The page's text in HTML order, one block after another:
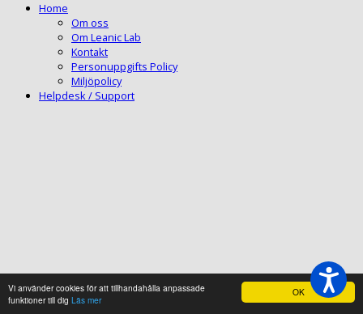
OK
Vi använder cookies för att tillhandahålla anpassade
funktioner till dig Läs mer
Home
Om oss
Om Leanic Lab
Kontakt
Personuppgifts Policy
Miljöpolicy
Helpdesk / Support